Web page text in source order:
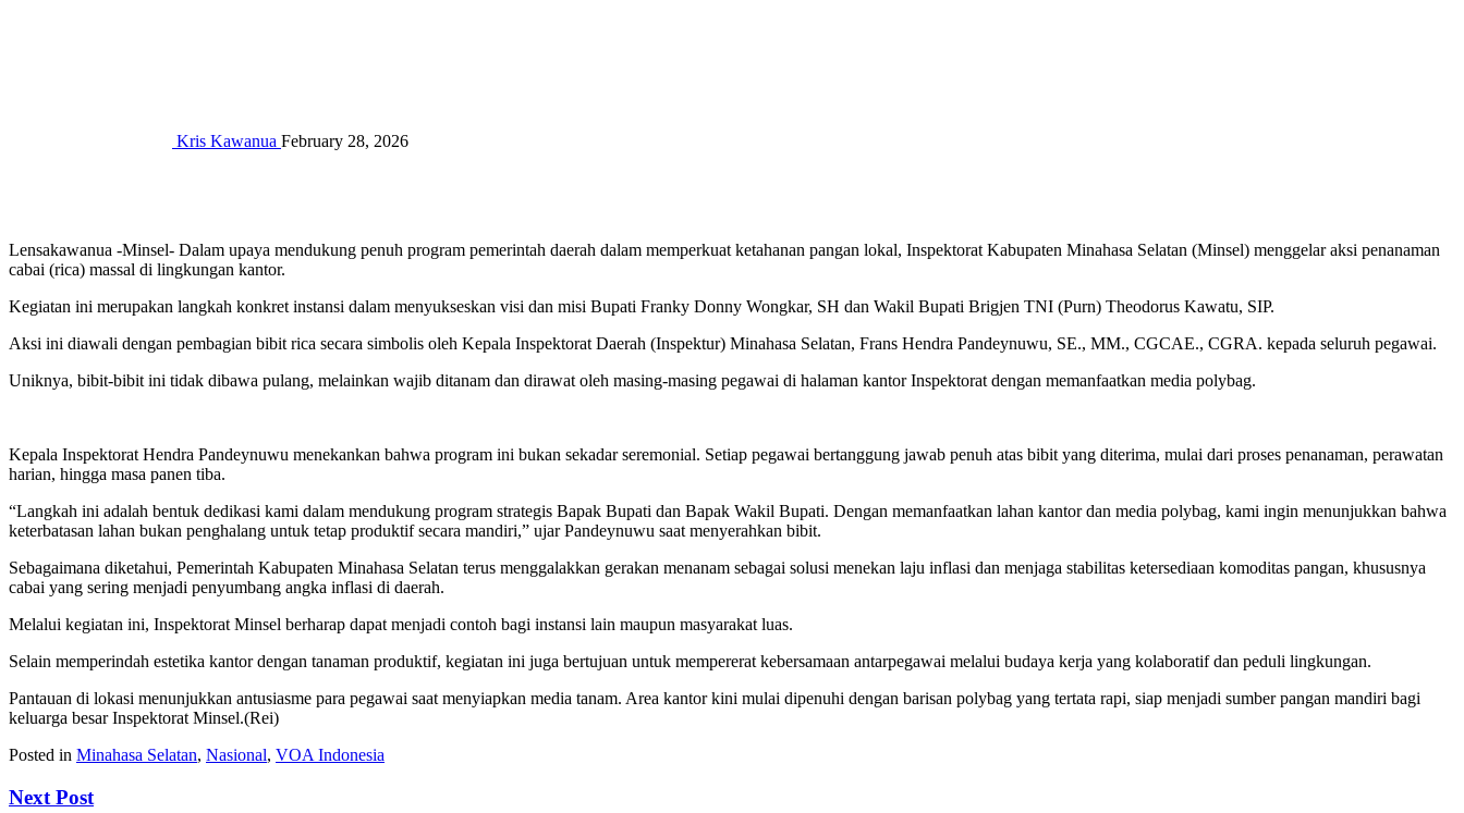
Kris Kawanua February 28, 2026
Lensakawanua -Minsel- Dalam upaya mendukung penuh program pemerintah daerah dalam memperkuat ketahanan pangan lokal, Inspektorat Kabupaten Minahasa Selatan (Minsel) menggelar aksi penanaman
cabai (rica) massal di lingkungan kantor.
‎‎Kegiatan ini merupakan langkah konkret instansi dalam menyukseskan visi dan misi Bupati Franky Donny Wongkar, SH dan Wakil Bupati Brigjen TNI (Purn) Theodorus Kawatu, SIP.‎‎
Aksi ini diawali dengan pembagian bibit rica secara simbolis oleh Kepala Inspektorat Daerah (Inspektur) Minahasa Selatan, Frans Hendra Pandeynuwu, SE., MM., CGCAE., CGRA. kepada seluruh pegawai.
Uniknya, bibit-bibit ini tidak dibawa pulang, melainkan wajib ditanam dan dirawat oleh masing-masing pegawai di halaman kantor Inspektorat dengan memanfaatkan media polybag.‎‎
Kepala Inspektorat Hendra Pandeynuwu menekankan bahwa program ini bukan sekadar seremonial. Setiap pegawai bertanggung jawab penuh atas bibit yang diterima, mulai dari proses penanaman, perawatan
harian, hingga masa panen tiba.‎‎
“Langkah ini adalah bentuk dedikasi kami dalam mendukung program strategis Bapak Bupati dan Bapak Wakil Bupati. Dengan memanfaatkan lahan kantor dan media polybag, kami ingin menunjukkan bahwa
keterbatasan lahan bukan penghalang untuk tetap produktif secara mandiri,” ujar Pandeynuwu saat menyerahkan bibit.‎‎‎
Sebagaimana diketahui, Pemerintah Kabupaten Minahasa Selatan terus menggalakkan gerakan menanam sebagai solusi menekan laju inflasi dan menjaga stabilitas ketersediaan komoditas pangan, khususnya
cabai yang sering menjadi penyumbang angka inflasi di daerah.‎‎
Melalui kegiatan ini, Inspektorat Minsel berharap dapat menjadi contoh bagi instansi lain maupun masyarakat luas.
Selain memperindah estetika kantor dengan tanaman produktif, kegiatan ini juga bertujuan untuk mempererat kebersamaan antarpegawai melalui budaya kerja yang kolaboratif dan peduli lingkungan.‎‎
Pantauan di lokasi menunjukkan antusiasme para pegawai saat menyiapkan media tanam. Area kantor kini mulai dipenuhi dengan barisan polybag yang tertata rapi, siap menjadi sumber pangan mandiri bagi
keluarga besar Inspektorat Minsel.(Rei)
Posted in Minahasa Selatan, Nasional, VOA Indonesia
Next Post